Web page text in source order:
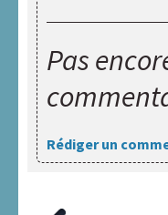
Pas
Rédiger un